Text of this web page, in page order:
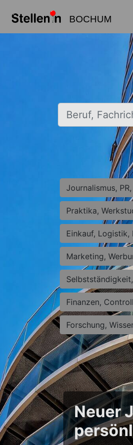
BOCHUM
Beruf, Fachrichtung,
Journalismus,
Praktika,
Einkauf,
Marketing,
Finanzen,
Forschung,
Neuer